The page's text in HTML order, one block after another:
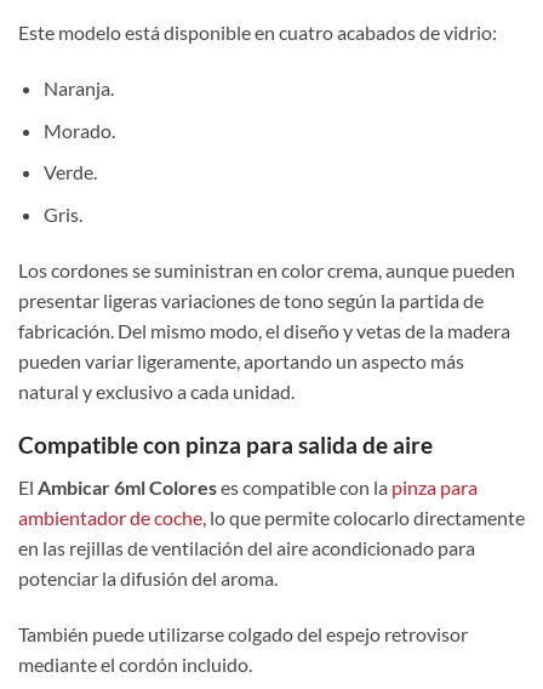
Este modelo está disponible en cuatro acabados de vidrio:
Naranja.
Morado.
Verde.
Gris.
Los cordones se suministran en color crema, aunque pueden
presentar ligeras variaciones de tono según la partida de
fabricación. Del mismo modo, el diseño y vetas de la madera
pueden variar ligeramente, aportando un aspecto más
natural y exclusivo a cada unidad.
Compatible con pinza para salida de aire
El Ambicar 6ml Coloreses compatible con la pinza para
ambientador de coche, lo que permite colocarlo directamente
en las rejillas de ventilación del aire acondicionado para
potenciar la difusión del aroma.
También puede utilizarse colgado del espejo retrovisor
mediante el cordón incluido.